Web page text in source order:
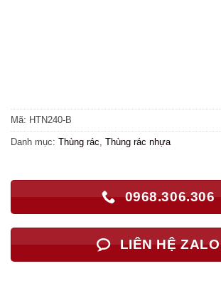
Mã: HTN240-B
Danh mục: Thùng rác Thùng rác nhựa
0968.306.306
LIÊN HỆ ZALO